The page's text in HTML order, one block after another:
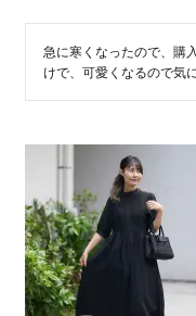
急に寒くなったので、購
けで、可愛くなるので気